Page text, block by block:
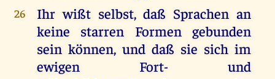
26
Ihr wißt selbst, daß Sprachen an
keine starren Formen gebunden
sein können, und daß sie sich im
ewigen Fort- und